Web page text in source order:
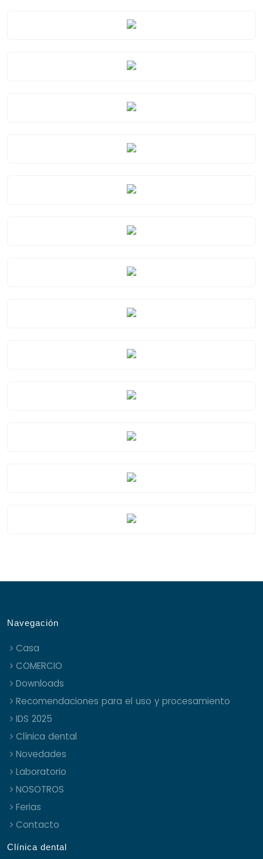
Navegación
Casa
COMERCIO
Downloads
Recomendaciones para el uso y procesamiento
IDS 2025
Clínica dental
Novedades
Laboratorio
NOSOTROS
Ferias
Contacto
Clínica dental